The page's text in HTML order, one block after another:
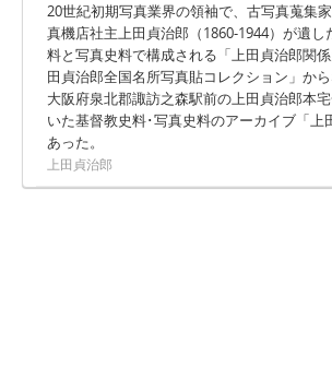
20世紀初期写真業界の領袖で、古写真蒐集
真機店社主上田貞治郎（1860-1944）が遺し
料と写真史料で構成される「上田貞治郎関
田貞治郎全国名所写真貼コレクション」から
大阪府泉北郡諏訪之森駅前の上田貞治郎本
いた基督教史料･写真史料のアーカイブ「上
あった。
上田貞治郎